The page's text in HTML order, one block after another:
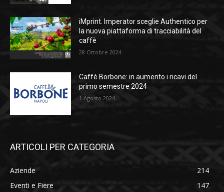
iMprint. Imperator sceglie Authentico per
la nuova piattaforma di tracciabilità del
caffè
28 Ottobre 2024
Caffè Borbone: in aumento i ricavi del
primo semestre 2024
1 Agosto 2024
ARTICOLI PER CATEGORIA
Aziende
214
Eventi e Fiere
147